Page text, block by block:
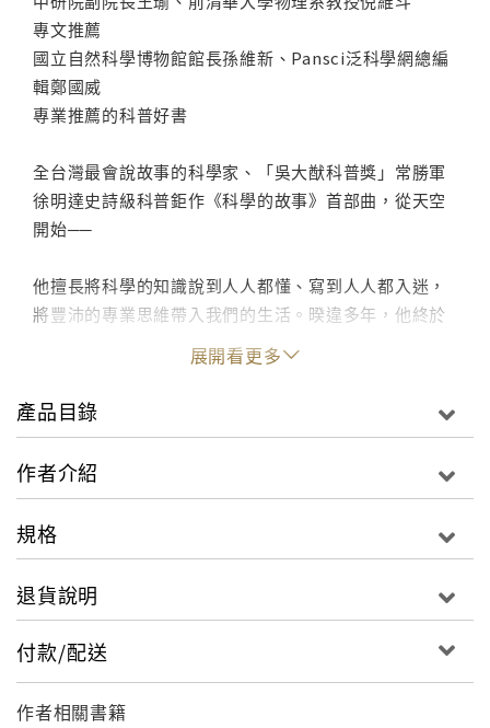
專文推薦
國立自然科學博物館館長孫維新、Pansci泛科學網總編
輯鄭國威
專業推薦的科普好書
全台灣最會說故事的科學家、「吳大猷科普獎」常勝軍
徐明達史詩級科普鉅作《科學的故事》首部曲，從天空
開始──
他擅長將科學的知識說到人人都懂、寫到人人都入迷，
將豐沛的專業思維帶入我們的生活。暌違多年，他終於
在退休之際開始執筆，寫作這部科學的史詩計劃。繼
《病毒的故事》、《細菌的世界》之後，這一次徐明達
教授為普羅大眾帶來更詳實、更細膩的科普著作《科學
的故事》，為所有曾經對科學有興趣卻不得其門而入讀
故事》為一系列科普套書，首部曲《科學的序曲：觀天
象開始，在漫長的觀測、紀錄、推理過程中累積起現代
識體系。
「現在科學也和人文分成兩個世界，互不往來，這實在
很可惜，因為科學思想的原動力是來自心靈深處的感
性，這個感性就是來自一個人對事物的深切感受累積而
展開看更多
產品目錄
作者介紹
規格
退貨說明
付款/配送
作者相關書籍